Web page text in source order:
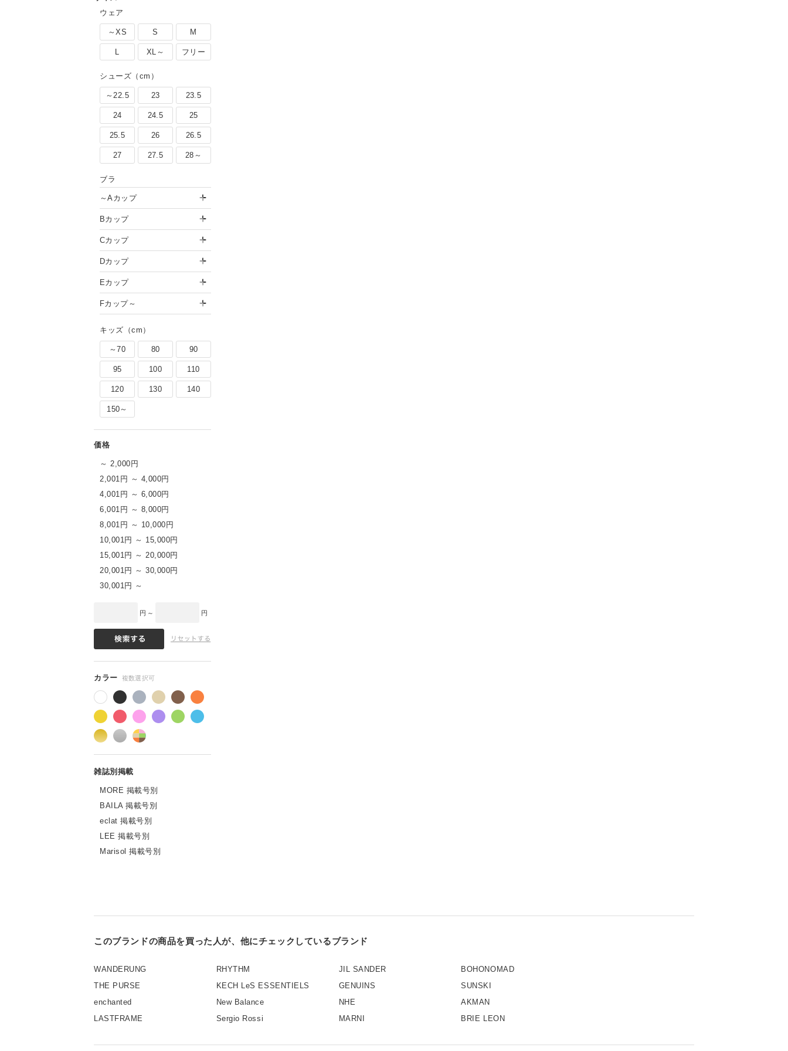
ウェア
～XS S M
L XL～ フリー
シューズ（cm）
～22.5 23 23.5
24 24.5 25
25.5 26 26.5
27 27.5 28～
ブラ
～Aカップ
Bカップ
Cカップ
Dカップ
Eカップ
Fカップ～
キッズ（cm）
～70 80 90
95 100 110
120 130 140
150～
～ 2,000円
2,001円 ～ 4,000円
4,001円 ～ 6,000円
6,001円 ～ 8,000円
8,001円 ～ 10,000円
10,001円 ～ 15,000円
15,001円 ～ 20,000円
20,001円 ～ 30,000円
30,001円 ～
円 ～ 円
MORE 掲載号別
BAILA 掲載号別
eclat 掲載号別
LEE 掲載号別
Marisol 掲載号別
このブランドの商品を買った人が、他にチェックしているブランド
WANDERUNG
THE PURSE
enchanted
LASTFRAME
RHYTHM
KECH LeS ESSENTIELS
New Balance
Sergio Rossi
JIL SANDER
GENUINS
NHE
MARNI
BOHONOMAD
SUNSKI
AKMAN
BRIE LEON